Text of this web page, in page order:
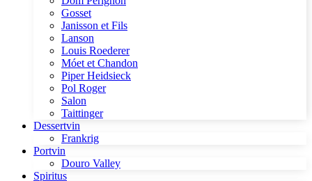
Gosset
Janisson et Fils
Lanson
Louis Roederer
Móet et Chandon
Piper Heidsieck
Pol Roger
Salon
Taittinger
Dessertvin
Frankrig
Portvin
Douro Valley
Spiritus